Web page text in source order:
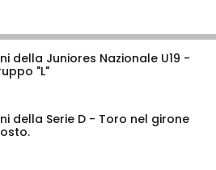
della Juniores Nazionale U19 -
"L"
della Serie D - Toro nel girone